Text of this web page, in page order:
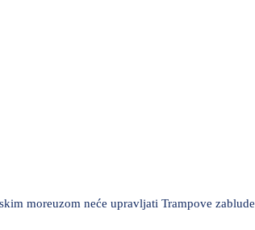
moreuzom neće upravljati Trampove zablude